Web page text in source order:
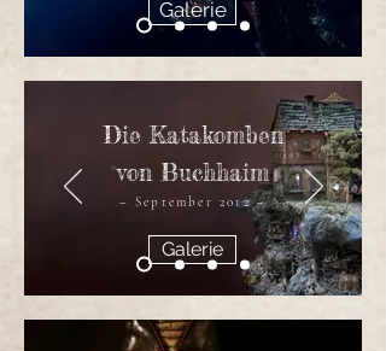
Galerie
Die Katakomben
von Buchhaim
– September 2012 –
Galerie